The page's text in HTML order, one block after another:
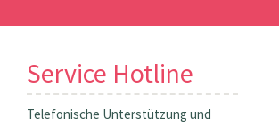
Service Hotline
Telefonische Unterstützung und